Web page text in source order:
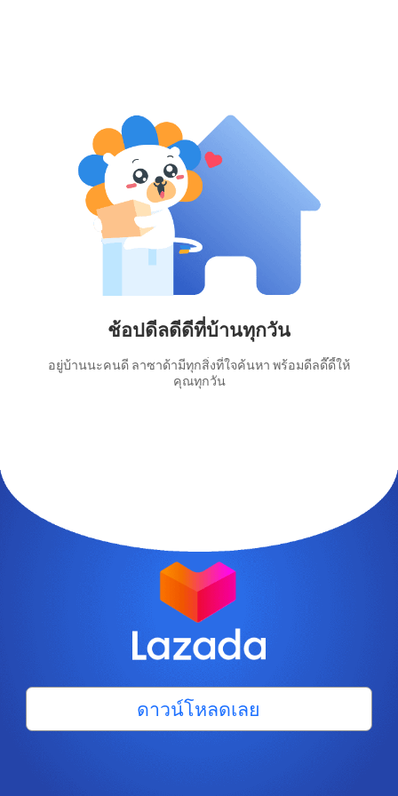
ช้อปดีลดีดีที่บ้านทุกวัน
อยู่บ้านนะคนดี ลาซาด้ามีทุกสิ่งที่ใจค้นหา พร้อมดีลดี๊ดี้ให้
คุณทุกวัน
ดาวน์โหลดเลย